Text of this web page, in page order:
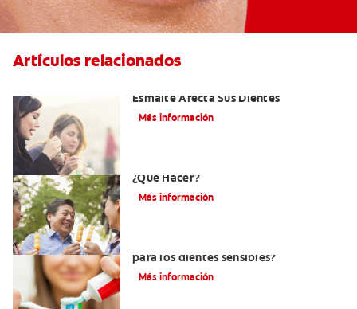
Artículos relacionados
Esmalte Afecta Sus Dientes
Más información
¿Qué Hacer?
Más información
para los dientes sensibles?
Más información